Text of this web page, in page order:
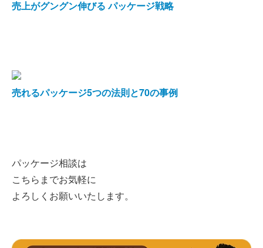
売上がグングン伸びる パッケージ戦略
売れるパッケージ5つの法則と70の事例
パッケージ相談は
こちらまでお気軽に
よろしくお願いいたします。